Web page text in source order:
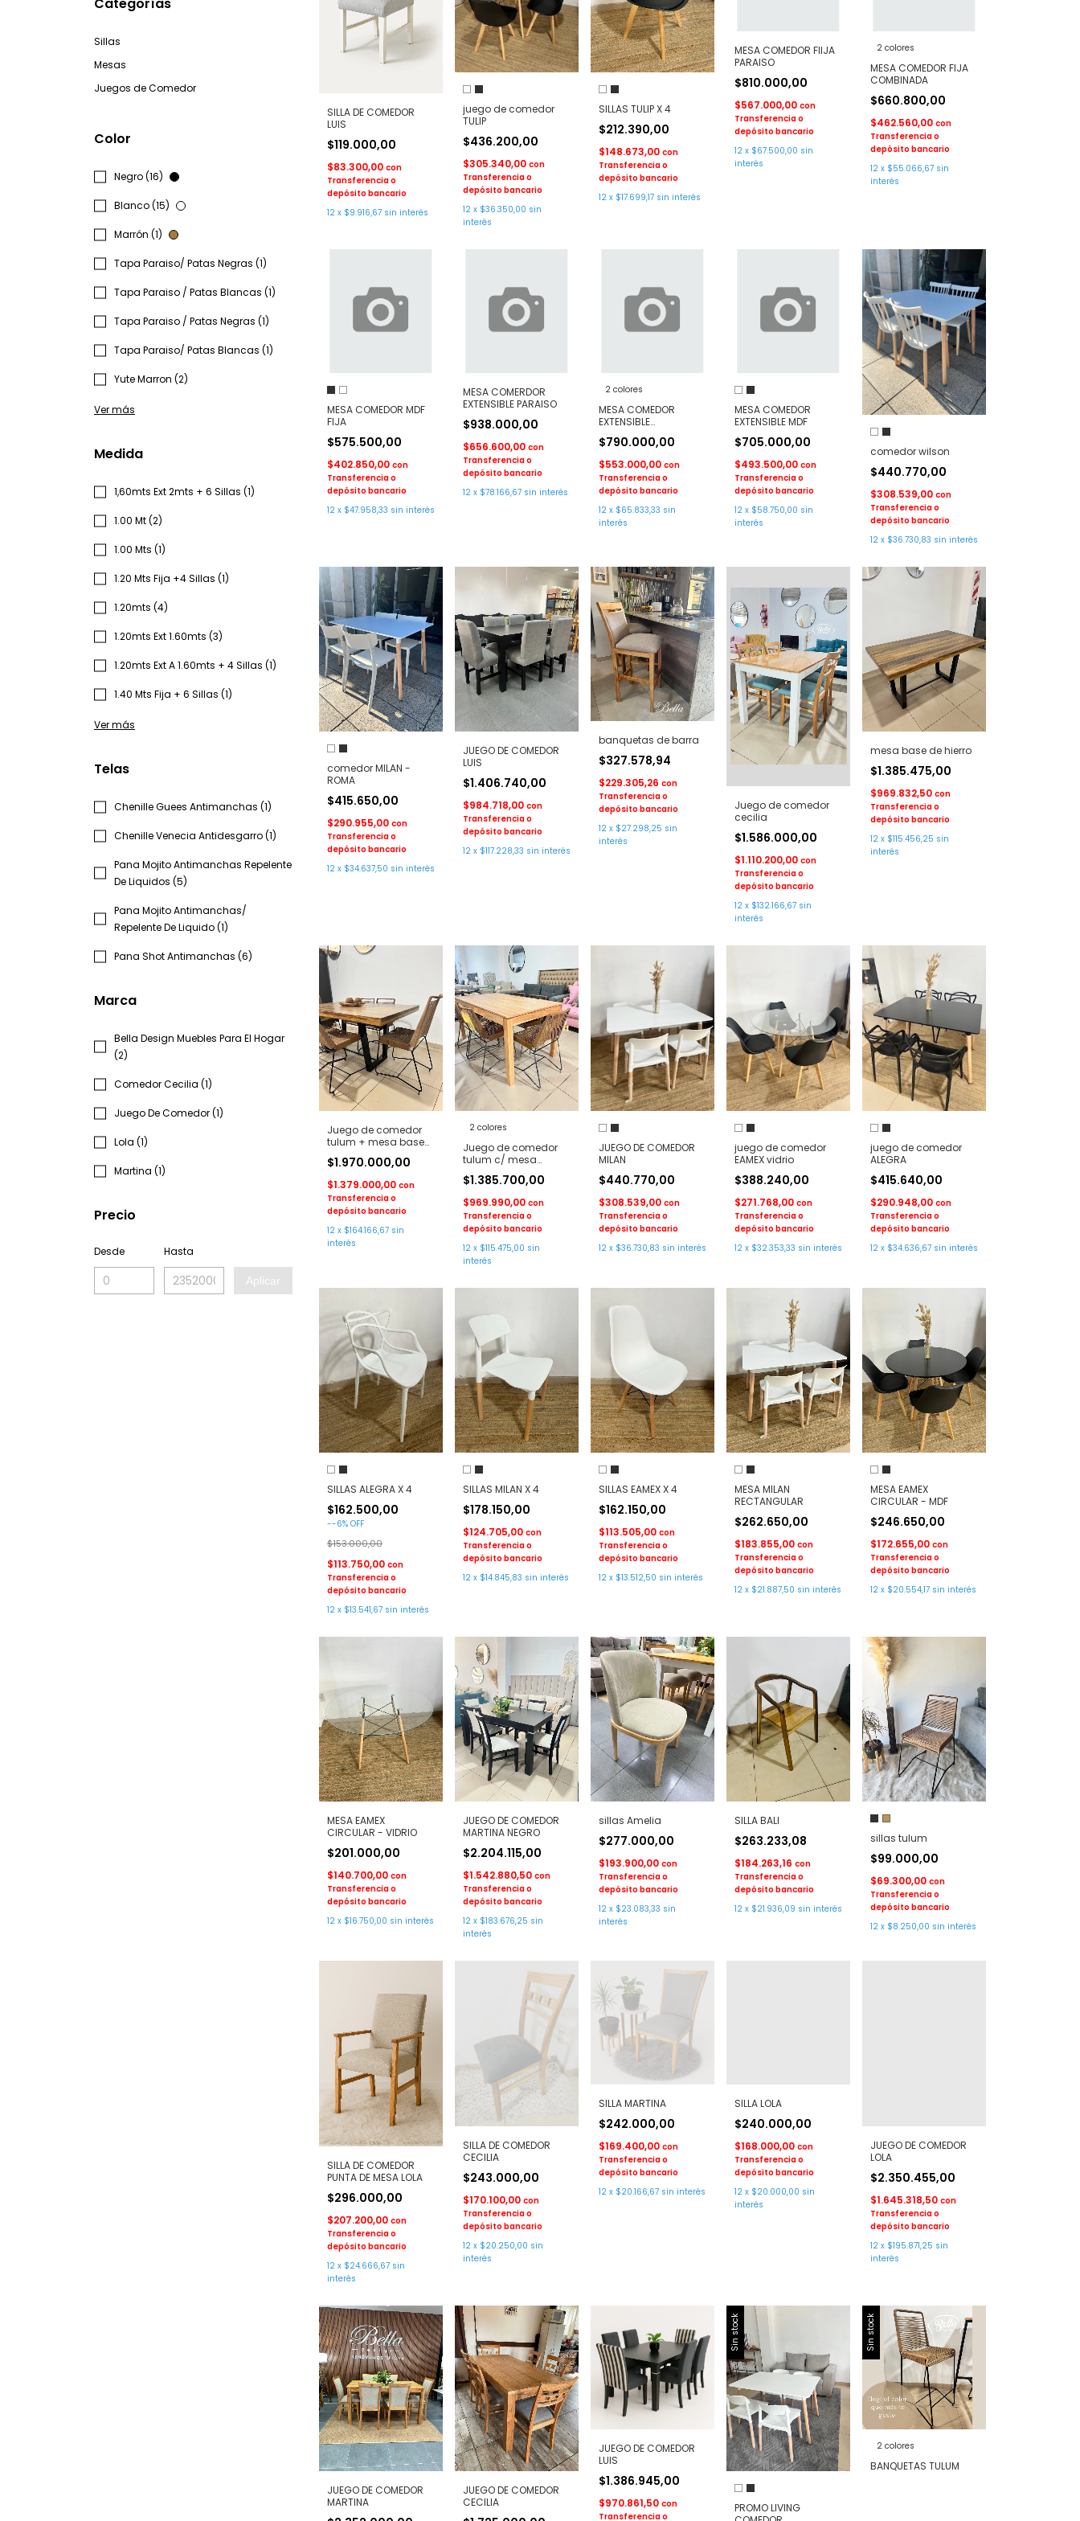
Sillas
Mesas
Juegos de Comedor
Color
Negro (16)
Blanco (15)
Marrón (1)
Tapa Paraiso/ Patas Negras (1)
Tapa Paraiso / Patas Blancas (1)
Tapa Paraiso / Patas Negras (1)
Tapa Paraiso/ Patas Blancas (1)
Yute Marron (2)
Ver más
Medida
1,60mts Ext 2mts + 6 Sillas (1)
1.00 Mt (2)
1.00 Mts (1)
1.20 Mts Fija +4 Sillas (1)
1.20mts (4)
1.20mts Ext 1.60mts (3)
1.20mts Ext A 1.60mts + 4 Sillas (1)
1.40 Mts Fija + 6 Sillas (1)
Ver más
Telas
Chenille Guees Antimanchas (1)
Chenille Venecia Antidesgarro (1)
Pana Mojito Antimanchas Repelente
De Liquidos (5)
Pana Mojito Antimanchas/
Repelente De Liquido (1)
Pana Shot Antimanchas (6)
Marca
Bella Design Muebles Para El Hogar
(2)
Comedor Cecilia (1)
Juego De Comedor (1)
Lola (1)
Martina (1)
Precio
Desde Hasta
Aplicar
SILLA DE COMEDOR
LUIS
$119.000,00
$83.300,00 con
Transferencia o
depósito bancario
12 x $9.916,67 sin interés
juego de comedor
TULIP
$436.200,00
$305.340,00 con
Transferencia o
depósito bancario
12 x $36.350,00 sin
interés
SILLAS TULIP X 4
$212.390,00
$148.673,00 con
Transferencia o
depósito bancario
12 x $17.699,17 sin interés
MESA COMEDOR FIIJA
PARAISO
$810.000,00
$567.000,00 con
Transferencia o
depósito bancario
12 x $67.500,00 sin
interés
2 colores
MESA COMEDOR FIJA
COMBINADA
$660.800,00
$462.560,00 con
Transferencia o
depósito bancario
12 x $55.066,67 sin
interés
MESA COMEDOR MDF
FIJA
$575.500,00
$402.850,00 con
Transferencia o
depósito bancario
12 x $47.958,33 sin interés
MESA COMERDOR
EXTENSIBLE PARAISO
$938.000,00
$656.600,00 con
Transferencia o
depósito bancario
12 x $78.166,67 sin interés
2 colores
MESA COMEDOR
EXTENSIBLE
$790.000,00
$553.000,00 con
Transferencia o
depósito bancario
12 x $65.833,33 sin
interés
MESA COMEDOR
EXTENSIBLE MDF
$705.000,00
$493.500,00 con
Transferencia o
depósito bancario
12 x $58.750,00 sin
interés
comedor wilson
$440.770,00
$308.539,00 con
Transferencia o
depósito bancario
12 x $36.730,83 sin interés
comedor MILAN -
ROMA
$415.650,00
$290.955,00 con
Transferencia o
depósito bancario
12 x $34.637,50 sin interés
JUEGO DE COMEDOR
LUIS
$1.406.740,00
$984.718,00 con
Transferencia o
depósito bancario
12 x $117.228,33 sin interés
banquetas de barra
$327.578,94
$229.305,26 con
Transferencia o
depósito bancario
12 x $27.298,25 sin
interés
Juego de comedor
cecilia
$1.586.000,00
$1.110.200,00 con
Transferencia o
depósito bancario
12 x $132.166,67 sin
interés
mesa base de hierro
$1.385.475,00
$969.832,50 con
Transferencia o
depósito bancario
12 x $115.456,25 sin
interés
Juego de comedor
tulum + mesa base
$1.970.000,00
$1.379.000,00 con
Transferencia o
depósito bancario
12 x $164.166,67 sin
interés
2 colores
Juego de comedor
tulum c/ mesa
$1.385.700,00
$969.990,00 con
Transferencia o
depósito bancario
12 x $115.475,00 sin
interés
JUEGO DE COMEDOR
MILAN
$440.770,00
$308.539,00 con
Transferencia o
depósito bancario
12 x $36.730,83 sin interés
juego de comedor
EAMEX vidrio
$388.240,00
$271.768,00 con
Transferencia o
depósito bancario
12 x $32.353,33 sin interés
juego de comedor
ALEGRA
$415.640,00
$290.948,00 con
Transferencia o
depósito bancario
12 x $34.636,67 sin interés
SILLAS ALEGRA X 4
$162.500,00
--6% OFF
$153.000,00
$113.750,00 con
Transferencia o
depósito bancario
12 x $13.541,67 sin interés
SILLAS MILAN X 4
$178.150,00
$124.705,00 con
Transferencia o
depósito bancario
12 x $14.845,83 sin interés
SILLAS EAMEX X 4
$162.150,00
$113.505,00 con
Transferencia o
depósito bancario
12 x $13.512,50 sin interés
MESA MILAN
RECTANGULAR
$262.650,00
$183.855,00 con
Transferencia o
depósito bancario
12 x $21.887,50 sin interés
MESA EAMEX
CIRCULAR - MDF
$246.650,00
$172.655,00 con
Transferencia o
depósito bancario
12 x $20.554,17 sin interés
MESA EAMEX
CIRCULAR - VIDRIO
$201.000,00
$140.700,00 con
Transferencia o
depósito bancario
12 x $16.750,00 sin interés
JUEGO DE COMEDOR
MARTINA NEGRO
$2.204.115,00
$1.542.880,50 con
Transferencia o
depósito bancario
12 x $183.676,25 sin
interés
sillas Amelia
$277.000,00
$193.900,00 con
Transferencia o
depósito bancario
12 x $23.083,33 sin
interés
SILLA BALI
$263.233,08
$184.263,16 con
Transferencia o
depósito bancario
12 x $21.936,09 sin interés
sillas tulum
$99.000,00
$69.300,00 con
Transferencia o
depósito bancario
12 x $8.250,00 sin interés
SILLA DE COMEDOR
PUNTA DE MESA LOLA
$296.000,00
$207.200,00 con
Transferencia o
depósito bancario
12 x $24.666,67 sin
interés
SILLA DE COMEDOR
CECILIA
$243.000,00
$170.100,00 con
Transferencia o
depósito bancario
12 x $20.250,00 sin
interés
SILLA MARTINA
$242.000,00
$169.400,00 con
Transferencia o
depósito bancario
12 x $20.166,67 sin interés
SILLA LOLA
$240.000,00
$168.000,00 con
Transferencia o
depósito bancario
12 x $20.000,00 sin
interés
JUEGO DE COMEDOR
LOLA
$2.350.455,00
$1.645.318,50 con
Transferencia o
depósito bancario
12 x $195.871,25 sin
interés
JUEGO DE COMEDOR
MARTINA
JUEGO DE COMEDOR
CECILIA
JUEGO DE COMEDOR
LUIS
$1.386.945,00
$970.861,50 con
Transferencia o
Sin stock
PROMO LIVING
Sin stock
2 colores
BANQUETAS TULUM